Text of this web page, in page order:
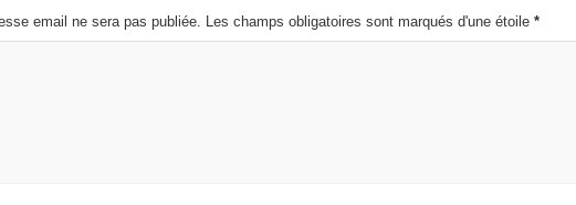
email ne sera pas publiée. Les champs obligatoires sont marqués d'une étoile *